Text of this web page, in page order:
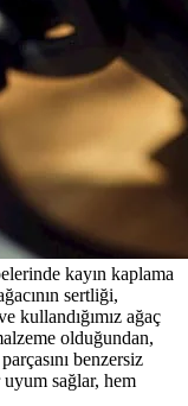
kayın kaplama
sertliği,
kullandığımız ağaç
olduğundan,
benzersiz
sağlar, hem